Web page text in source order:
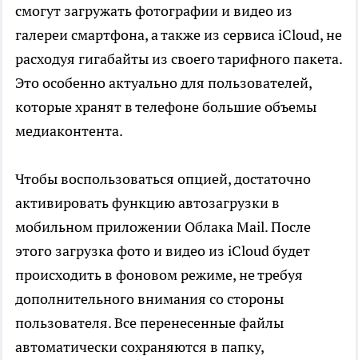
смогут загружать фотографии и видео из
галереи смартфона, а также из сервиса iCloud, не
расходуя гигабайты из своего тарифного пакета.
Это особенно актуально для пользователей,
которые хранят в телефоне большие объемы
медиаконтента.
Чтобы воспользоваться опцией, достаточно
активировать функцию автозагрузки в
мобильном приложении Облака Mail. После
этого загрузка фото и видео из iCloud будет
происходить в фоновом режиме, не требуя
дополнительного внимания со стороны
пользователя. Все перенесенные файлы
автоматически сохраняются в папку,